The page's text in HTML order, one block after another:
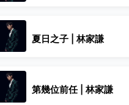
夏日之子 | 林家謙
第幾位前任 | 林家謙